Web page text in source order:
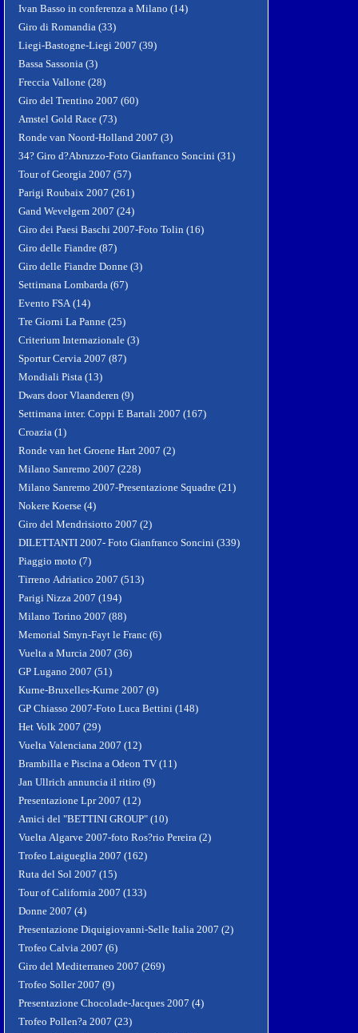
Ivan Basso in conferenza a Milano (14)
Giro di Romandia (33)
Liegi-Bastogne-Liegi 2007 (39)
Bassa Sassonia (3)
Freccia Vallone (28)
Giro del Trentino 2007 (60)
Amstel Gold Race (73)
Ronde van Noord-Holland 2007 (3)
34? Giro d?Abruzzo-Foto Gianfranco Soncini (31)
Tour of Georgia 2007 (57)
Parigi Roubaix 2007 (261)
Gand Wevelgem 2007 (24)
Giro dei Paesi Baschi 2007-Foto Tolin (16)
Giro delle Fiandre (87)
Giro delle Fiandre Donne (3)
Settimana Lombarda (67)
Evento FSA (14)
Tre Giorni La Panne (25)
Criterium Internazionale (3)
Sportur Cervia 2007 (87)
Mondiali Pista (13)
Dwars door Vlaanderen (9)
Settimana inter. Coppi E Bartali 2007 (167)
Croazia (1)
Ronde van het Groene Hart 2007 (2)
Milano Sanremo 2007 (228)
Milano Sanremo 2007-Presentazione Squadre (21)
Nokere Koerse (4)
Giro del Mendrisiotto 2007 (2)
DILETTANTI 2007- Foto Gianfranco Soncini (339)
Piaggio moto (7)
Tirreno Adriatico 2007 (513)
Parigi Nizza 2007 (194)
Milano Torino 2007 (88)
Memorial Smyn-Fayt le Franc (6)
Vuelta a Murcia 2007 (36)
GP Lugano 2007 (51)
Kurne-Bruxelles-Kurne 2007 (9)
GP Chiasso 2007-Foto Luca Bettini (148)
Het Volk 2007 (29)
Vuelta Valenciana 2007 (12)
Brambilla e Piscina a Odeon TV (11)
Jan Ullrich annuncia il ritiro (9)
Presentazione Lpr 2007 (12)
Amici del "BETTINI GROUP" (10)
Vuelta Algarve 2007-foto Ros?rio Pereira (2)
Trofeo Laigueglia 2007 (162)
Ruta del Sol 2007 (15)
Tour of California 2007 (133)
Donne 2007 (4)
Presentazione Diquigiovanni-Selle Italia 2007 (2)
Trofeo Calvia 2007 (6)
Giro del Mediterraneo 2007 (269)
Trofeo Soller 2007 (9)
Presentazione Chocolade-Jacques 2007 (4)
Trofeo Pollen?a 2007 (23)